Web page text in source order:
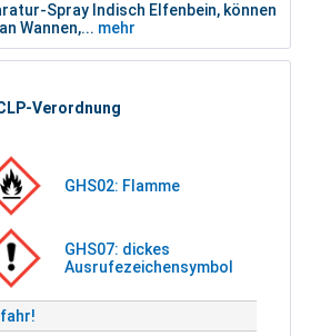
Spray Indisch Elfenbein, können
Wannen,... mehr
Verordnung
GHS02: Flamme
GHS07: dickes
Ausrufezeichensymbol